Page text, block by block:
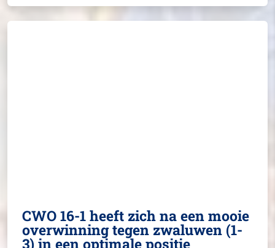
CWO 16-1 heeft zich na een mooie
overwinning tegen zwaluwen (1-
3) in een optimale positie